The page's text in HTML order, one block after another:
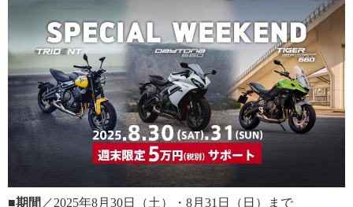
■期間 ／2025年8月30日（土）・8月31日（日）まで